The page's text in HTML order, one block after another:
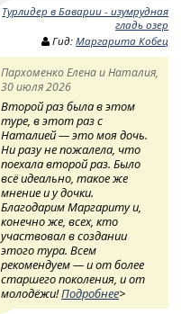
Турлидер в Баварии - изумрудная
гладь озер
Гид:Маргарита Кобец
Пархоменко Елена и Наталия,
30 июля 2026
Второй раз была в этом
туре, в этот раз с
Наталией — это моя дочь.
Ни разу не пожалела, что
поехала второй раз. Было
всё идеально, такое же
мнение и у дочки.
Благодарим Маргариту и,
конечно же, всех, кто
участвовал в создании
этого тура. Всем
рекомендуем — и от более
старшего поколения, и от
молодёжи!Подробнее>